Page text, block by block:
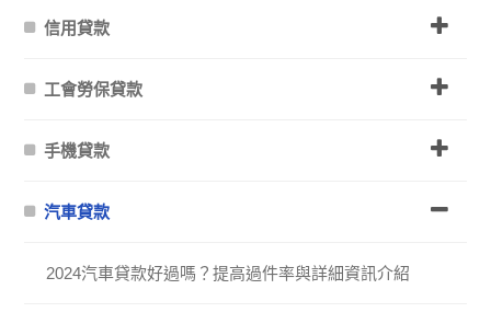
信用貸款
工會勞保貸款
手機貸款
汽車貸款
2024汽車貸款好過嗎？提高過件率與詳細資訊介紹